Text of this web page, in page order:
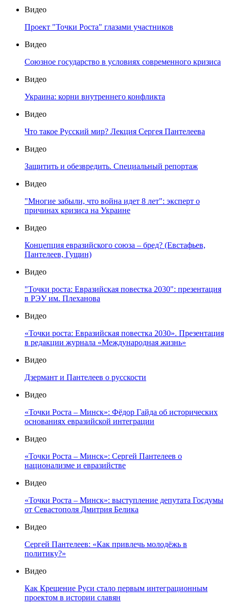
Видео
Проект "Точки Роста" глазами участников
Видео
Союзное государство в условиях современного кризиса
Видео
Украина: корни внутреннего конфликта
Видео
Что такое Русский мир? Лекция Сергея Пантелеева
Видео
Защитить и обезвредить. Специальный репортаж
Видео
"Многие забыли, что война идет 8 лет": эксперт о
причинах кризиса на Украине
Видео
Концепция евразийского союза – бред? (Евстафьев,
Пантелеев, Гущин)
Видео
"Точки роста: Евразийская повестка 2030": презентация
в РЭУ им. Плеханова
Видео
«Точки роста: Евразийская повестка 2030». Презентация
в редакции журнала «Международная жизнь»
Видео
Дзермант и Пантелеев о русскости
Видео
«Точки Роста – Минск»: Фёдор Гайда об исторических
основаниях евразийской интеграции
Видео
«Точки Роста – Минск»: Сергей Пантелеев о
национализме и евразийстве
Видео
«Точки Роста – Минск»: выступление депутата Госдумы
от Севастополя Дмитрия Белика
Видео
Сергей Пантелеев: «Как привлечь молодёжь в
политику?»
Видео
Как Крещение Руси стало первым интеграционным
проектом в истории славян